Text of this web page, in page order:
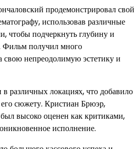
продемонстрировал свой
использовав различные
чтобы подчеркнуть глубину и
Фильм получил много
свою непреодолимую эстетику и
различных локациях, что добавило
сюжету. Кристиан Брюэр,
высоко оценен как критиками,
исполнение.